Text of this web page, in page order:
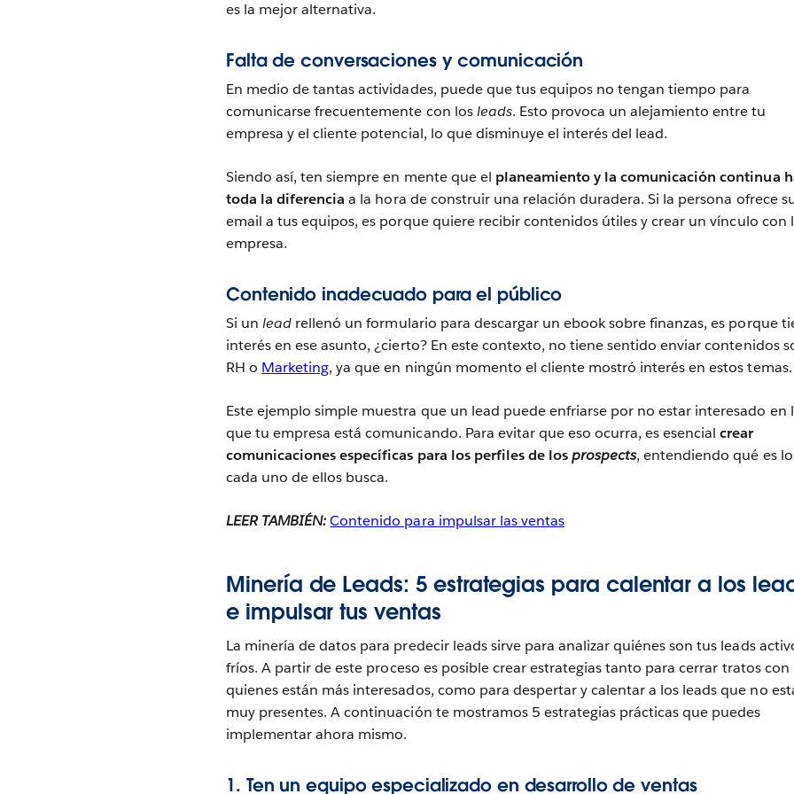
es la mejor alternativa.
Falta de conversaciones y comunicación
En medio de tantas actividades, puede que tus equipos no tengan tiempo para
comunicarse frecuentemente con losleads. Esto provoca un alejamiento entre tu
empresa y el cliente potencial, lo que disminuye el interés del lead.
Siendo así, ten siempre en mente que el planeamiento y la comunicación continua
toda la diferencia a la hora de construir una relación duradera. Si la persona ofrece
email a tus equipos, es porque quiere recibir contenidos útiles y crear un vínculo con
empresa.
Contenido inadecuado para el público
Si unlead rellenó un formulario para descargar un ebook sobre finanzas, es porque
interés en ese asunto, ¿cierto? En este contexto, no tiene sentido enviar contenidos
RH o Marketing, ya que en ningún momento el cliente mostró interés en estos temas.
Este ejemplo simple muestra que un lead puede enfriarse por no estar interesado en
que tu empresa está comunicando. Para evitar que eso ocurra, es esencialcrear
comunicaciones específicas para los perfiles de losprospects, entendiendo qué es
cada uno de ellos busca.
LEER TAMBIÉN: Contenido para impulsar las ventas
Minería de Leads: 5 estrategias para calentar a los
e impulsar tus ventas
La minería de datos para predecir leads sirve para analizar quiénes son tus leads
fríos. A partir de este proceso es posible crear estrategias tanto para cerrar tratos con
quienes están más interesados, como para despertar y calentar a los leads que no
muy presentes. A continuación te mostramos 5 estrategias prácticas que puedes
implementar ahora mismo.
1. Ten un equipo especializado en desarrollo de ventas